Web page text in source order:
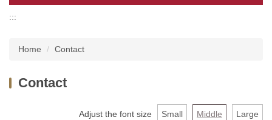
Introduction
Courses&Advisors
:::
Home Contact
Contact
Adjust the font size Small Middle Large